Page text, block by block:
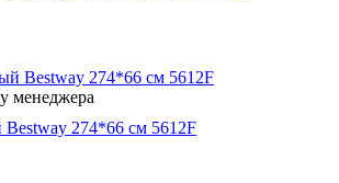
менеджера
Bestway 274*66 см 5612F